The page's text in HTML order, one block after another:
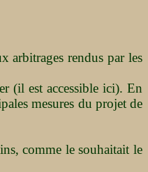
arbitrages rendus par les
(il est accessible ici). En
mesures du projet de
comme le souhaitait le